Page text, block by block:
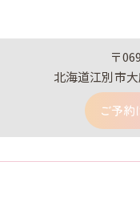
〒
北海道江別市
ご予約